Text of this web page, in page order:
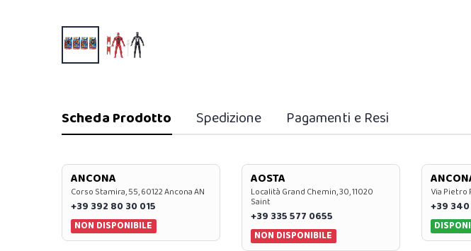
Scheda Prodotto Spedizione Pagamenti e Resi
ANCONA
Corso Stamira, 55, 60122 Ancona AN
+39 392 80 30 015
NON DISPONIBILE
AOSTA
Località Grand Chemin, 30, 11020
Saint
+39 335 577 0655
NON DISPONIBILE
Via Pietro
+39